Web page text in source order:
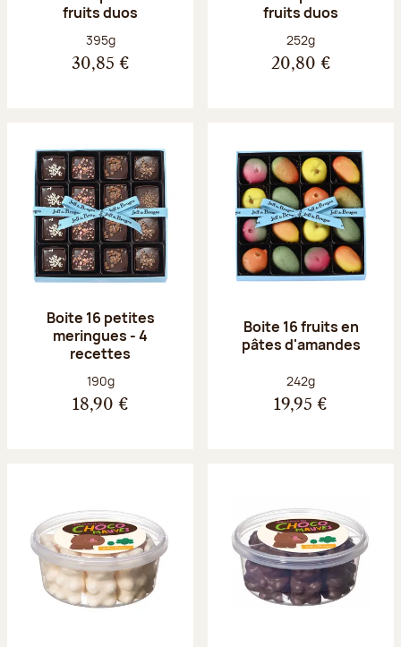
fruits duos
Poids net :
395g
30,85 €
fruits duos
Poids net :
252g
20,80 €
Boite 16 petites
meringues - 4
recettes
Poids net :
190g
18,90 €
Boite 16 fruits en
pâtes d'amandes
Poids net :
242g
19,95 €